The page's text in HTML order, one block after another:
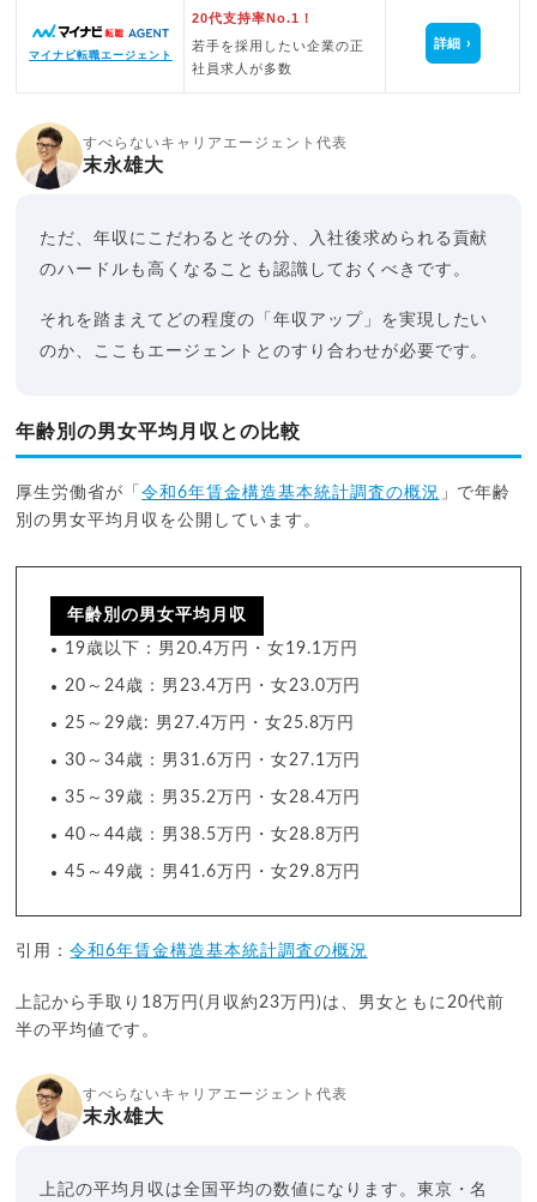
マイナビ転職エージェント
20代支持率No.1！
若手を採用したい企業の正
社員求人が多数
詳細
すべらないキャリアエージェント代表
末永雄大
ただ、年収にこだわるとその分、入社後求められる貢献
のハードルも高くなることも認識しておくべきです。
それを踏まえてどの程度の「年収アップ」を実現したい
のか、ここもエージェントとのすり合わせが必要です。
年齢別の男女平均月収との比較
厚生労働省が「令和6年賃金構造基本統計調査の概況 」で年齢
別の男女平均月収を公開しています。
年齢別の男女平均月収
19歳以下：男20.4万円・女19.1万円
20～24歳：男23.4万円・女23.0万円
25～29歳: 男27.4万円・女25.8万円
30～34歳：男31.6万円・女27.1万円
35～39歳：男35.2万円・女28.4万円
40～44歳：男38.5万円・女28.8万円
45～49歳：男41.6万円・女29.8万円
引用：令和6年賃金構造基本統計調査の概況
上記から手取り18万円(月収約23万円)は、男女ともに20代前
半の平均値です。
すべらないキャリアエージェント代表
末永雄大
上記の平均月収は全国平均の数値になります。東京・名